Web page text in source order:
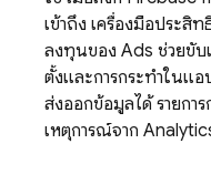
เข้าถึง เครื่องมือประสิ
ลงทุนของ Ads ช่วยขับ
ตั้งและการกระทำในแ
ส่งออกข้อมูลได้ รายกา
เหตุการณ์จาก